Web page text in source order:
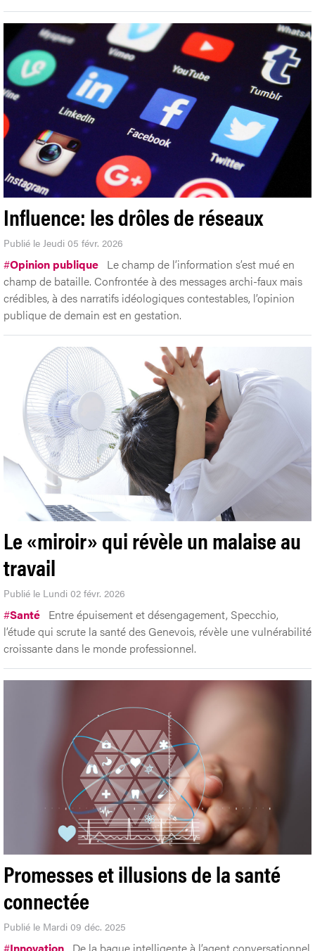
Influence: les drôles de réseaux
Publié le Jeudi 05 févr. 2026
#Opinion publique Le champ de l’information s’est mué en
champ de bataille. Confrontée à des messages archi-faux mais
crédibles, à des narratifs idéologiques contestables, l’opinion
publique de demain est en gestation.
Le «miroir» qui révèle un malaise au
travail
Publié le Lundi 02 févr. 2026
#Santé Entre épuisement et désengagement, Specchio,
l’étude qui scrute la santé des Genevois, révèle une vulnérabilité
croissante dans le monde professionnel.
Promesses et illusions de la santé
connectée
Publié le Mardi 09 déc. 2025